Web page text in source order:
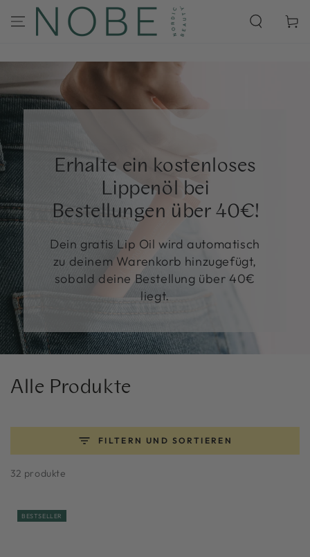
ZUM INHALT
SPRINGEN
Erhalte ein kostenloses
Lippenöl bei
Bestellungen über 40€!
Dein gratis Lip Oil wird automatisch
zu deinem Warenkorb hinzugefügt,
sobald deine Bestellung über 40€
liegt.
Kollektion:
Alle Produkte
FILTERN UND SORTIEREN
32 produkte
BESTSELLER